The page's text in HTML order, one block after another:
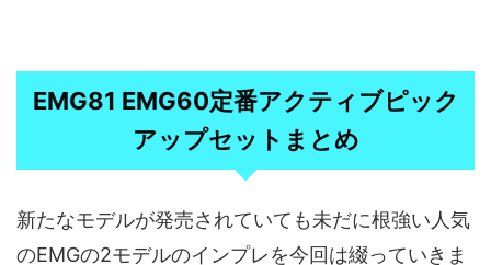
EMG81 EMG60定番アクティブピック
アップセットまとめ
新たなモデルが発売されていても未だに根強い人気
のEMGの2モデルのインプレを今回は綴っていきま